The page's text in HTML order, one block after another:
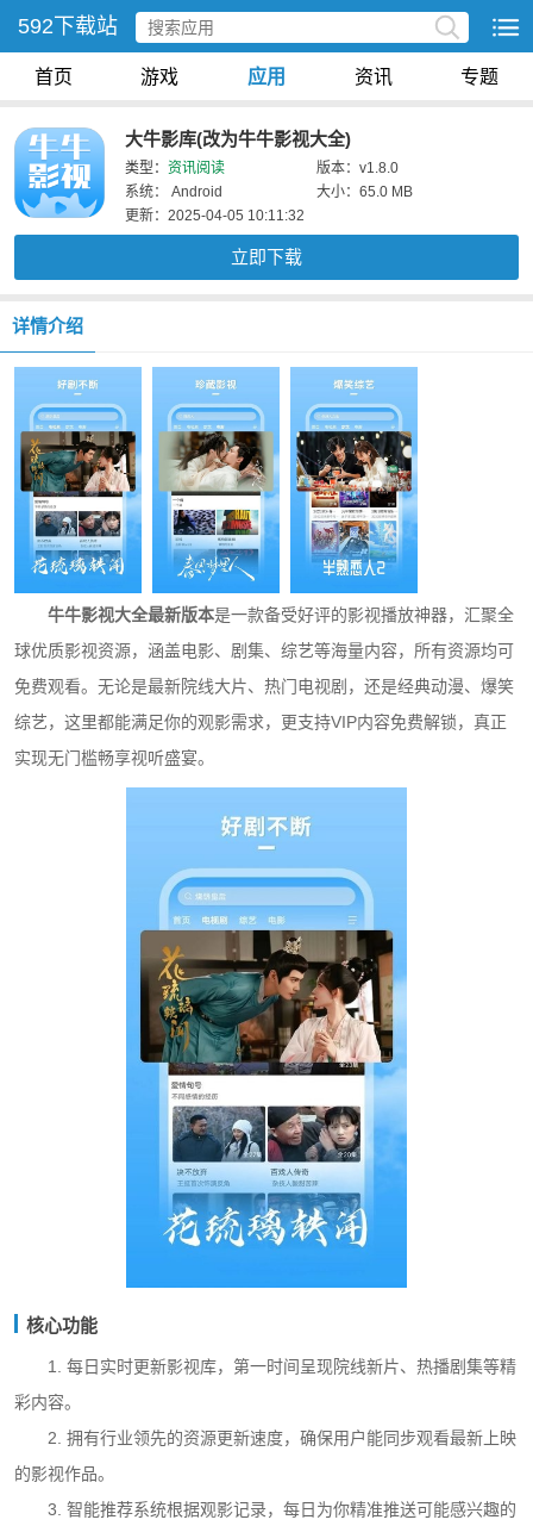
592下载站
首页 游戏 应用 资讯 专题
大牛影库(改为牛牛影视大全)
类型： 资讯阅读
版本：v1.8.0
系统： Android
大小：65.0 MB
更新：2025-04-05 10:11:32
立即下载
详情介绍
牛牛影视大全最新版本是一款备受好评的影视播放神器，汇聚全
球优质影视资源，涵盖电影、剧集、综艺等海量内容，所有资源均可
免费观看。无论是最新院线大片、热门电视剧，还是经典动漫、爆笑
综艺，这里都能满足你的观影需求，更支持VIP内容免费解锁，真正
实现无门槛畅享视听盛宴。
核心功能
1. 每日实时更新影视库，第一时间呈现院线新片、热播剧集等精
彩内容。
2. 拥有行业领先的资源更新速度，确保用户能同步观看最新上映
的影视作品。
3. 智能推荐系统根据观影记录，每日为你精准推送可能感兴趣的